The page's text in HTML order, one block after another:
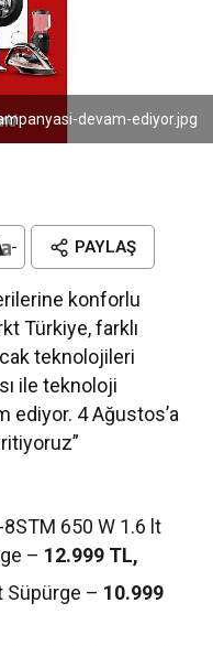
devam-ediyor.jpg
- PAYLAŞ
konforlu
Türkiye, farklı
teknolojileri
ile teknoloji
ediyor. 4 Ağustos’a
8STM 650 W 1.6 lt
– 12.999 TL,
Süpürge – 10.999